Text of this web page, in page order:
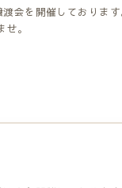
会を開催しておりま
。